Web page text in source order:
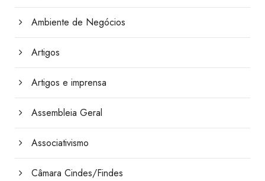
Ambiente de Negócios
Artigos
Artigos e imprensa
Assembleia Geral
Associativismo
Câmara Cindes/Findes